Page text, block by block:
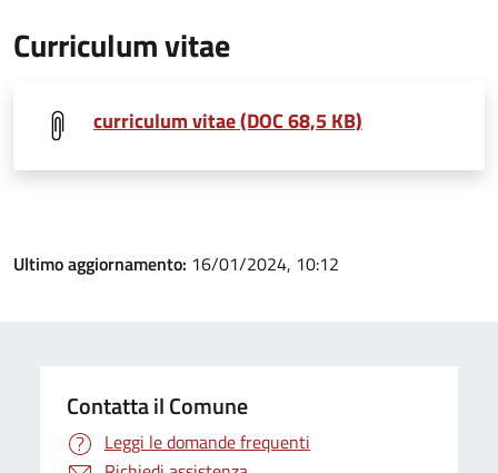
Curriculum vitae
curriculum vitae (DOC 68,5 KB)
Ultimo aggiornamento: 16/01/2024, 10:12
Contatta il Comune
Leggi le domande frequenti